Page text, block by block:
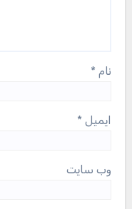
نام *
ایمیل *
وب‌ سایت